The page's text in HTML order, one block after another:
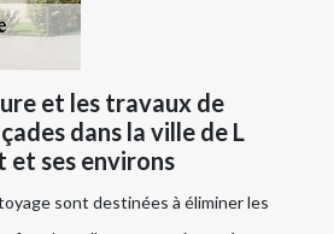
et les travaux de
dans la ville de L
ses environs
sont destinées à éliminer les